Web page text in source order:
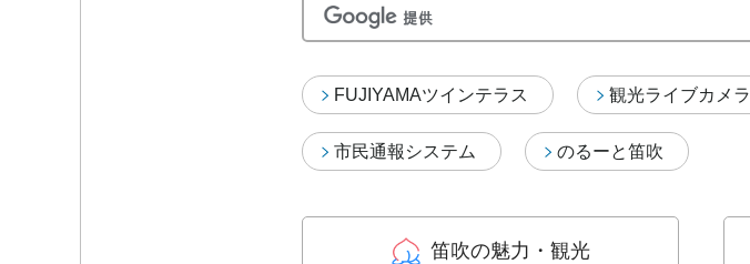
FUJIYAMAツインテラス 観光ライブカメラ
市民通報システム のるーと笛吹
笛吹の魅力・観光